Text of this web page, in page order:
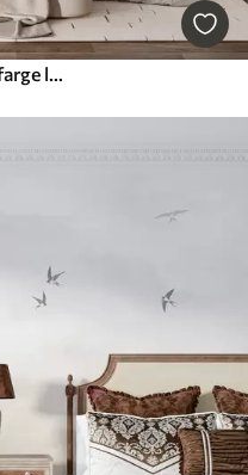
Stor måne blant skyene av beige farge loft stil